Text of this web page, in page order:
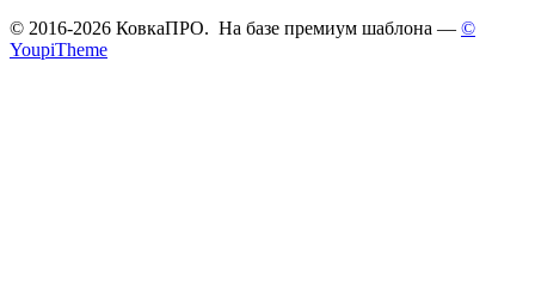
© 2016-2026 КовкаПРО. На базе премиум шаблона — ©
YoupiTheme